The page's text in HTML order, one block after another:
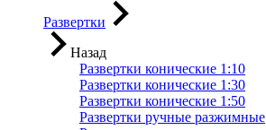
Развертки
Назад
Развертки конические 1:10
Развертки конические 1:30
Развертки конические 1:50
Развертки ручные разжимные